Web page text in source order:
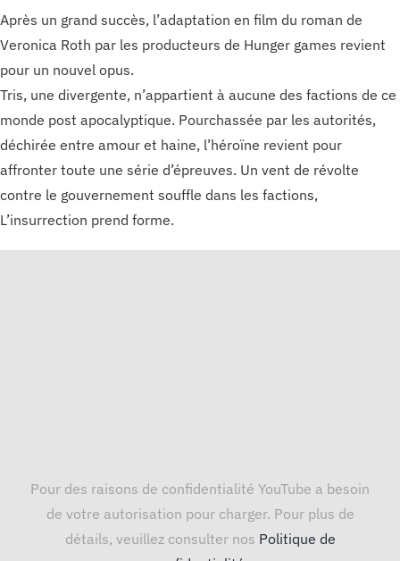
Après un grand succès, l’adaptation en film du roman de
Veronica Roth par les producteurs de Hunger games revient
pour un nouvel opus.
Tris, une divergente, n’appartient à aucune des factions de ce
monde post apocalyptique. Pourchassée par les autorités,
déchirée entre amour et haine, l’héroïne revient pour
affronter toute une série d’épreuves. Un vent de révolte
contre le gouvernement souffle dans les factions,
L’insurrection prend forme.
Pour des raisons de confidentialité YouTube a besoin
de votre autorisation pour charger. Pour plus de
détails, veuillez consulter nos Politique de